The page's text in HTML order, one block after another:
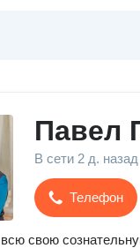
Павел
В сети 2 д. назад
Телефон
свою